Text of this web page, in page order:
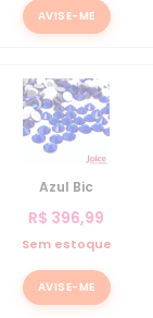
AVISE-ME
Azul Bic
R$ 396,99
Sem estoque
AVISE-ME